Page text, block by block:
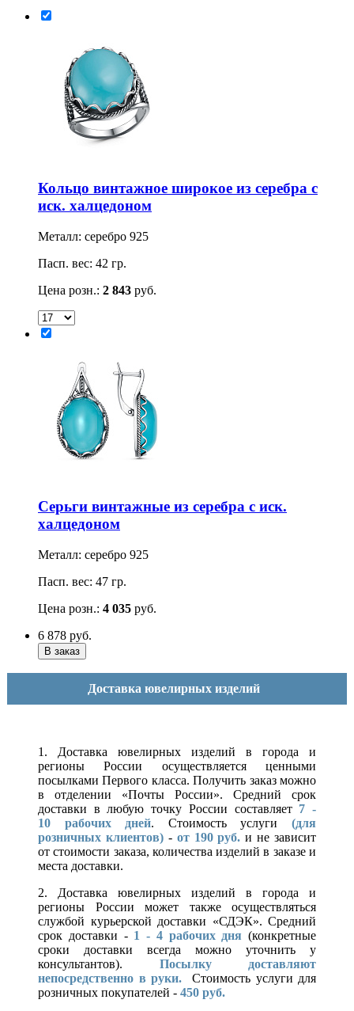
Кольцо винтажное широкое из серебра с
иск. халцедоном
Металл: серебро 925
Пасп. вес: 42 гр.
Цена розн.: 2 843 руб.
Серьги винтажные из серебра с иск.
халцедоном
Металл: серебро 925
Пасп. вес: 47 гр.
Цена розн.: 4 035 руб.
6 878 руб.
Доставка ювелирных изделий
1. Доставка ювелирных изделий в города и
регионы России осуществляется ценными
посылками Первого класса. Получить заказ можно
в отделении «Почты России». Средний срок
доставки в любую точку России составляет 7 -
10 рабочих дней. Стоимость услуги(для
розничных клиентов)- от 190 руб. и не зависит
от стоимости заказа, количества изделий в заказе и
места доставки.
2. Доставка ювелирных изделий в города и
регионы России может также осуществляться
службой курьерской доставки «СДЭК». Средний
срок доставки - 1 - 4 рабочих дня (конкретные
сроки доставки всегда можно уточнить у
консультантов). Посылку доставляют
непосредственно в руки.
Стоимость услуги для
розничных покупателей - 450 руб.